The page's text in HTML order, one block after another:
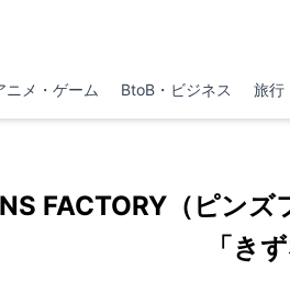
ニメ・ゲーム BtoB・ビジネス 旅行
FACTORY（ピン
「き